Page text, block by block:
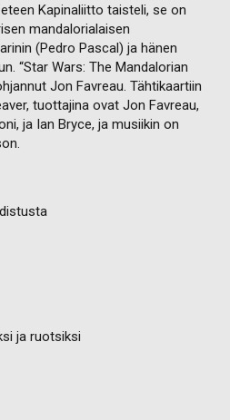
Kapinaliitto taisteli, se on
mandalorialaisen
(Pedro Pascal) ja hänen
“Star Wars: The Mandalorian
Jon Favreau. Tähtikaartiin
tuottajina ovat Jon Favreau,
ja Ian Bryce, ja musiikin on
ja ruotsiksi